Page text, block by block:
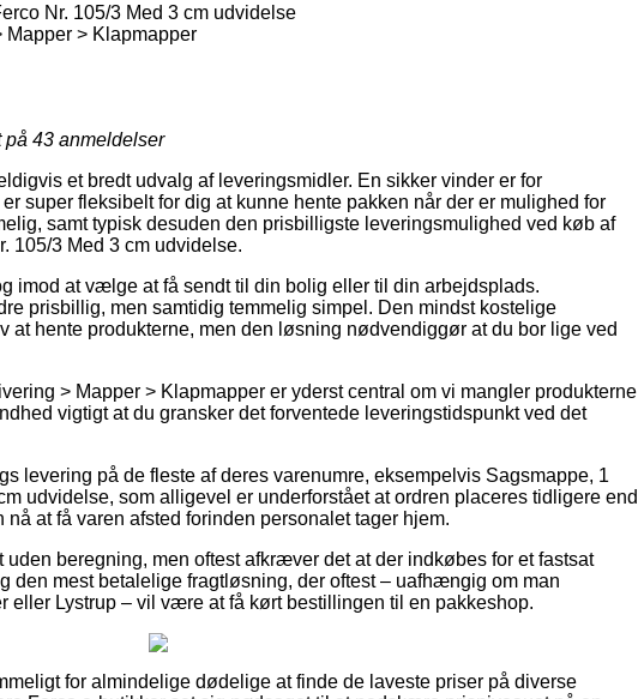
Nr. 105/3 Med 3 cm udvidelse
Mapper > Klapmapper
på 43 anmeldelser
et bredt udvalg af leveringsmidler. En sikker vinder er for
super fleksibelt for dig at kunne hente pakken når der er mulighed for
samt typisk desuden den prisbilligste leveringsmulighed ved køb af
105/3 Med 3 cm udvidelse.
imod at vælge at få sendt til din bolig eller til din arbejdsplads.
prisbillig, men samtidig temmelig simpel. Den mindst kostelige
at hente produkterne, men den løsning nødvendiggør at du bor lige ved
> Mapper > Klapmapper er yderst central om vi mangler produkterne
vigtigt at du gransker det forventede leveringstidspunkt ved det
levering på de fleste af deres varenumre, eksempelvis Sagsmappe, 1
udvidelse, som alligevel er underforstået at ordren placeres tidligere end
at få varen afsted forinden personalet tager hjem.
uden beregning, men oftest afkræver det at der indkøbes for et fastsat
den mest betalelige fragtløsning, der oftest – uafhængig om man
Lystrup – vil være at få kørt bestillingen til en pakkeshop.
for almindelige dødelige at finde de laveste priser på diverse